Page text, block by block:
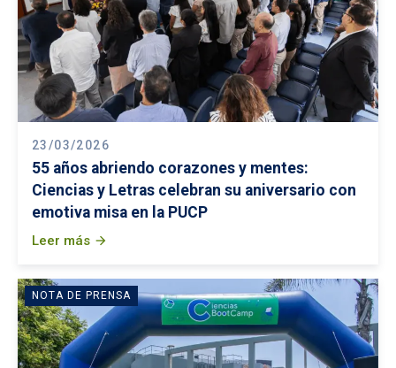
23/03/2026
55 años abriendo corazones y mentes:
Ciencias y Letras celebran su aniversario con
emotiva misa en la PUCP
Leer más arrow_forward
NOTA DE PRENSA